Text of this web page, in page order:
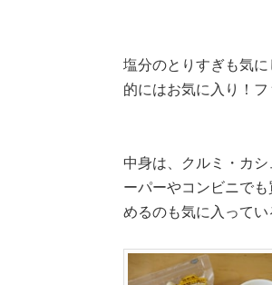
塩分のとりすぎも気
的にはお気に入り！フ
中身は、クルミ・カ
ーパーやコンビニで
めるのも気に入ってい